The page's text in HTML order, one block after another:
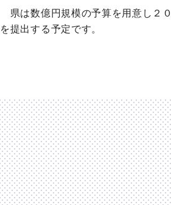
県は数億円規模の予算を用意し２
を提出する予定です。